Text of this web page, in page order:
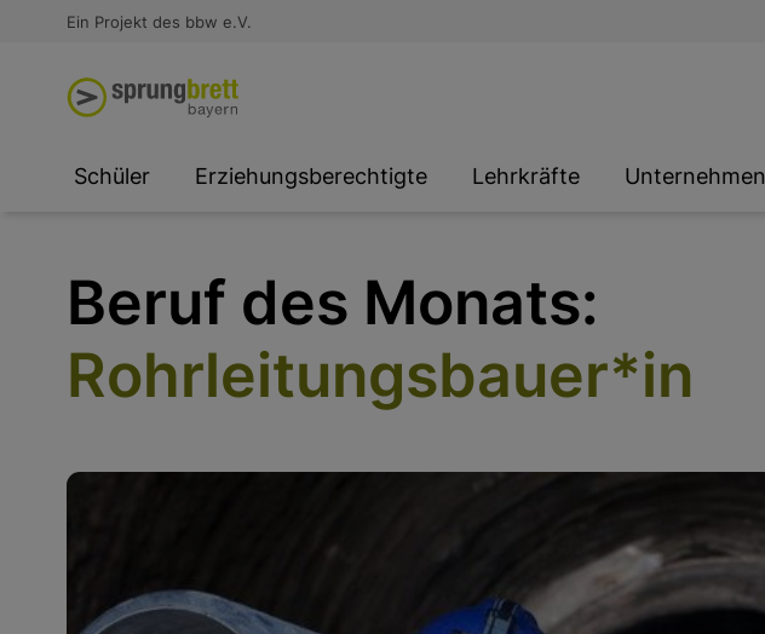
Ein Projekt des bbw e.V.
Schüler
SOCIAL MEDIA
Erziehungsberechtigte
SOCIAL MEDIA
Lehrkräfte
SOCIAL MEDIA
Unternehmen
Unternehmen
Beruf des Monats:
Rohrleitungsbauer*in